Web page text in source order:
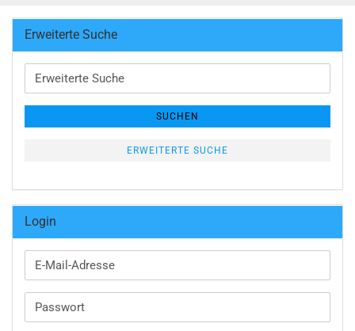
Erweiterte Suche
Erweiterte
Suche
SUCHEN
ERWEITERTE SUCHE
Login
E-
Mail-
Passwort